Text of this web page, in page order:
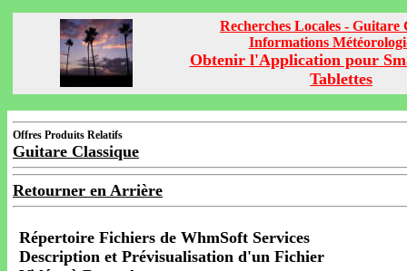
Recherches Locales - Guitare
Informations
Obtenir l'Application pour
Tablettes
Offres Produits Relatifs
Guitare Classique
Retourner en Arrière
Répertoire Fichiers de WhmSoft Services
Description et Prévisualisation d'un Fichier